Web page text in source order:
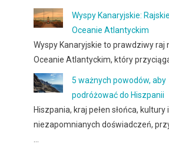
Wyspy Kanaryjskie:
Oceanie Atlantyckim
Wyspy Kanaryjskie to prawdziwy raj
Oceanie Atlantyckim, który przyciąga
5 ważnych powodów, aby
podróżować do Hiszpanii
Hiszpania, kraj pełen słońca, kultury i
niezapomnianych doświadczeń,